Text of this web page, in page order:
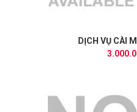
DỊCH VỤ CÀI